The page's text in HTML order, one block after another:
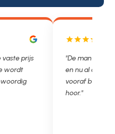
gebeld
vast en
"Wat een fijn
met een
je niet zo goed
Ontstoppen.nl